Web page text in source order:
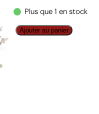
Plus que 1 en stock
qAjouter au panier